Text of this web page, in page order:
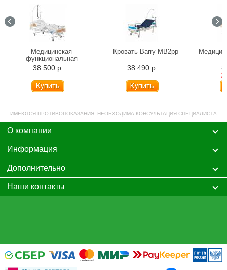
Медицинская
функциональная
механическая кровать
Армед РС105-Б
38 500 р.
Кровать Barry MB2pp
38 490 р.
ИМЕЮТСЯ ПРОТИВОПОКАЗАНИЯ. НЕОБХОДИМА КОНСУЛЬТАЦИЯ СПЕЦИАЛИСТА
О компании
Информация
Дополнительно
Наши контакты